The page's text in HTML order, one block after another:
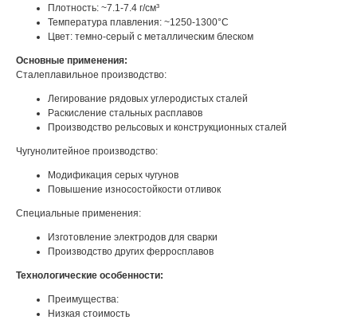
Плотность: ~7.1-7.4 г/см³
Температура плавления: ~1250-1300°C
Цвет: темно-серый с металлическим блеском
Основные применения:
Сталеплавильное производство:
Легирование рядовых углеродистых сталей
Раскисление стальных расплавов
Производство рельсовых и конструкционных сталей
Чугунолитейное производство:
Модификация серых чугунов
Повышение износостойкости отливок
Специальные применения:
Изготовление электродов для сварки
Производство других ферросплавов
Технологические особенности:
Преимущества:
Низкая стоимость